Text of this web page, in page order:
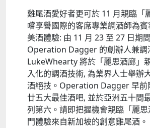
雞尾酒愛好者更可於 11 月親臨「
嚐享譽國際的客席專業調酒師為
美酒體驗: 由 11 月 23 至 27 日期
Operation Dagger 的創辦人兼調
LukeWhearty將於「麗思酒廊」
入化的調酒技術, 為業界人士舉辦
酒絕技。 Operation Dagger早前
廿五大最佳酒吧, 並於亞洲五十間
列第六。請即把握機會親臨「麗
門體驗來自新加坡的創意雞尾酒。